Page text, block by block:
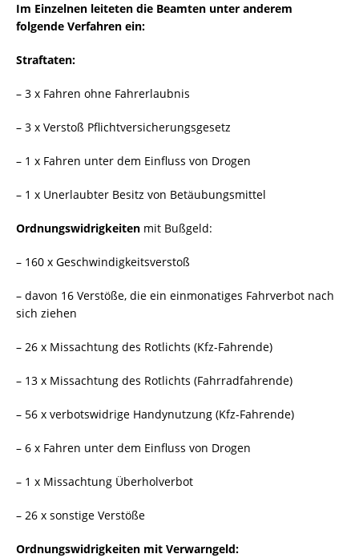
Im Einzelnen leiteten die Beamten unter anderem
folgende Verfahren ein:
Straftaten:
– 3 x Fahren ohne Fahrerlaubnis
– 3 x Verstoß Pflichtversicherungsgesetz
– 1 x Fahren unter dem Einfluss von Drogen
– 1 x Unerlaubter Besitz von Betäubungsmittel
Ordnungswidrigkeiten mit Bußgeld:
– 160 x Geschwindigkeitsverstoß
– davon 16 Verstöße, die ein einmonatiges Fahrverbot nach
sich ziehen
– 26 x Missachtung des Rotlichts (Kfz-Fahrende)
– 13 x Missachtung des Rotlichts (Fahrradfahrende)
– 56 x verbotswidrige Handynutzung (Kfz-Fahrende)
– 6 x Fahren unter dem Einfluss von Drogen
– 1 x Missachtung Überholverbot
– 26 x sonstige Verstöße
Ordnungswidrigkeiten mit Verwarngeld: